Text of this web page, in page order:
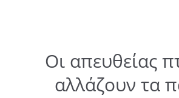
Οι απευθείας
αλλάζουν τα